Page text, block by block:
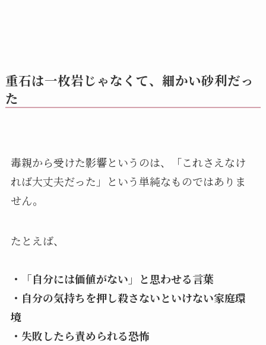
重石は一枚岩じゃなくて、細かい砂利だっ
た
毒親から受けた影響というのは、「これさえなけ
れば大丈夫だった」という単純なものではありま
せん。
たとえば、
・「自分には価値がない」と思わせる言葉
・自分の気持ちを押し殺さないといけない家庭環
境
・失敗したら責められる恐怖